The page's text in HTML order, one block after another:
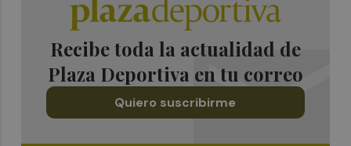
Recibe toda la actualidad de
Plaza Deportiva en tu correo
Quiero suscribirme